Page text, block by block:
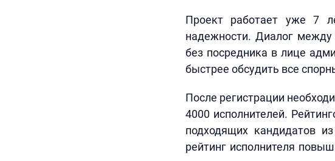
Проект работает уже 7
надежности. Диалог между
без посредника в лице
быстрее обсудить все
После регистрации
4000 исполнителей.
подходящих кандидатов
рейтинг исполнителя